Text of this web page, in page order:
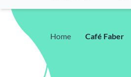
Home Café Faber